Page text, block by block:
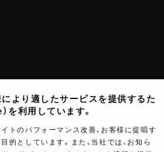
により適したサービスを提供するた
を利用しています。
トのパフォーマンス改善、お客様に提唱す
的としています。また、当社では、お知ら